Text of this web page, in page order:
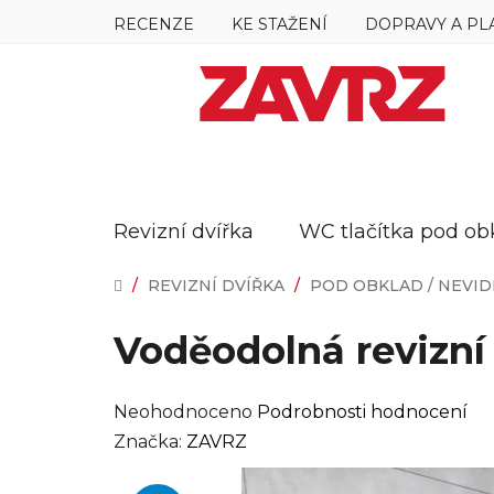
RECENZE KE STAŽENÍ DOPRAVY A
Revizní dvířka WC tlačítka pod
DOMŮ
/ REVIZNÍ DVÍŘKA / POD OBKLAD /
Voděodolná
Průměrné
hodnocení
Neohodnoceno Podrobnosti hodnocení
Značka: ZAVRZ